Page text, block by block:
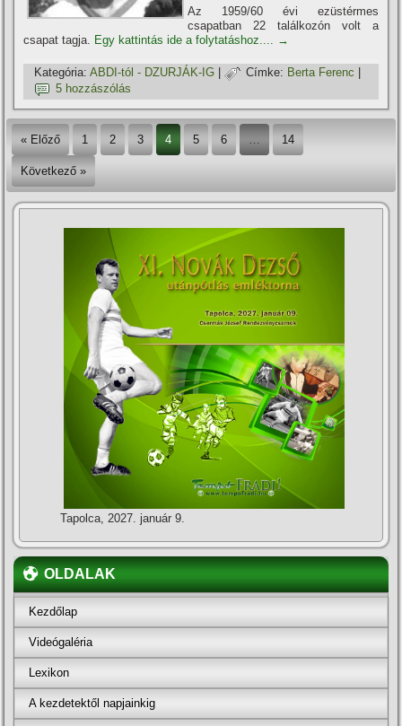
Az 1959/60 évi ezüstérmes
csapatban 22 találkozón volt a
csapat tagja. Egy kattintás ide a folytatáshoz.... →
Kategória: ABDI-tól - DZURJÁK-IG | Címke: Berta Ferenc
5 hozzászólás
« Előző 1 2 3 4 5 6 … 14
Következő »
Tapolca, 2027. január 9.
OLDALAK
Kezdőlap
Videógaléria
Lexikon
A kezdetektől napjainkig